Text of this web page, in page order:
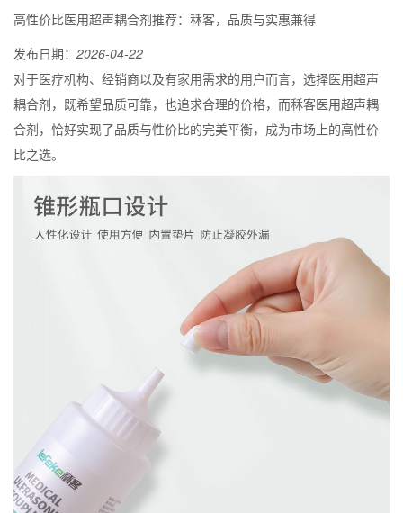
高性价比医用超声耦合剂推荐：秝客，品质与实惠兼得
发布日期： 2026-04-22
对于医疗机构、经销商以及有家用需求的用户而言，选择医用超声
耦合剂，既希望品质可靠，也追求合理的价格，而秝客医用超声耦
合剂，恰好实现了品质与性价比的完美平衡，成为市场上的高性价
比之选。